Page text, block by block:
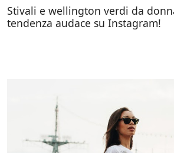
Stivali e wellington verdi da
tendenza audace su Instagram!